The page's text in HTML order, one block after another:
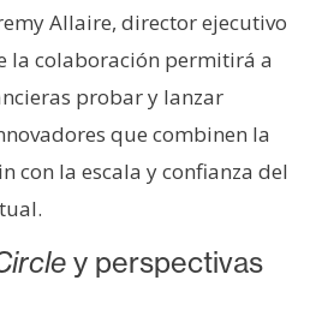
Allaire, director ejecutivo
la colaboración permitirá a
probar y lanzar
que combinen la
con la escala y confianza del
y perspectivas